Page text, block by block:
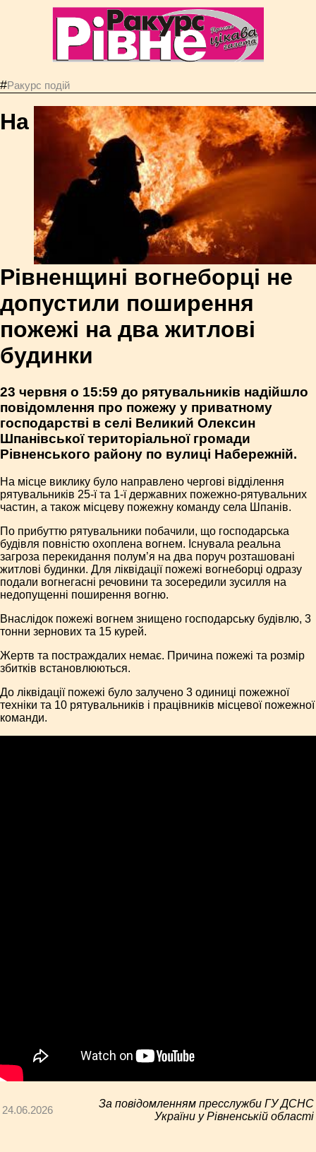
#Ракурс подій
На
Рівненщині вогнеборці не
допустили поширення
пожежі на два житлові
будинки
23 червня о 15:59 до рятувальників надійшло
повідомлення про пожежу у приватному
господарстві в селі Великий Олексин
Шпанівської територіальної громади
Рівненського району по вулиці Набережній.
На місце виклику було направлено чергові відділення
рятувальників 25-ї та 1-ї державних пожежно-рятувальних
частин, а також місцеву пожежну команду села Шпанів.
По прибуттю рятувальники побачили, що господарська
будівля повністю охоплена вогнем. Існувала реальна
загроза перекидання полум’я на два поруч розташовані
житлові будинки. Для ліквідації пожежі вогнеборці одразу
подали вогнегасні речовини та зосередили зусилля на
недопущенні поширення вогню.
Внаслідок пожежі вогнем знищено господарську будівлю, 3
тонни зернових та 15 курей.
Жертв та постраждалих немає. Причина пожежі та розмір
збитків встановлюються.
До ліквідації пожежі було залучено 3 одиниці пожежної
техніки та 10 рятувальників і працівників місцевої пожежної
команди.
24.06.2026
За повідомленням пресслужби ГУ ДСНС
України у Рівненській області